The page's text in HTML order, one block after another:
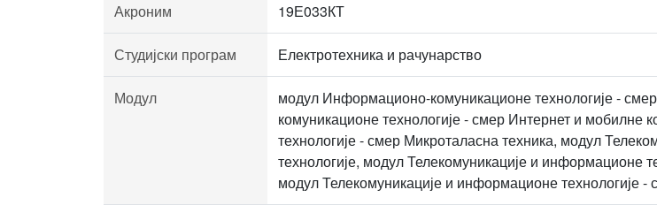
Акроним 19Е033КТ
Студијски програм Електротехника и рачунарство
Модул
модул Информационо-комуникационе технологије -
комуникационе технологије - смер Интернет и
технологије - смер Микроталасна техника, модул
технологије, модул Телекомуникације и информационе
модул Телекомуникације и информационе технологије -